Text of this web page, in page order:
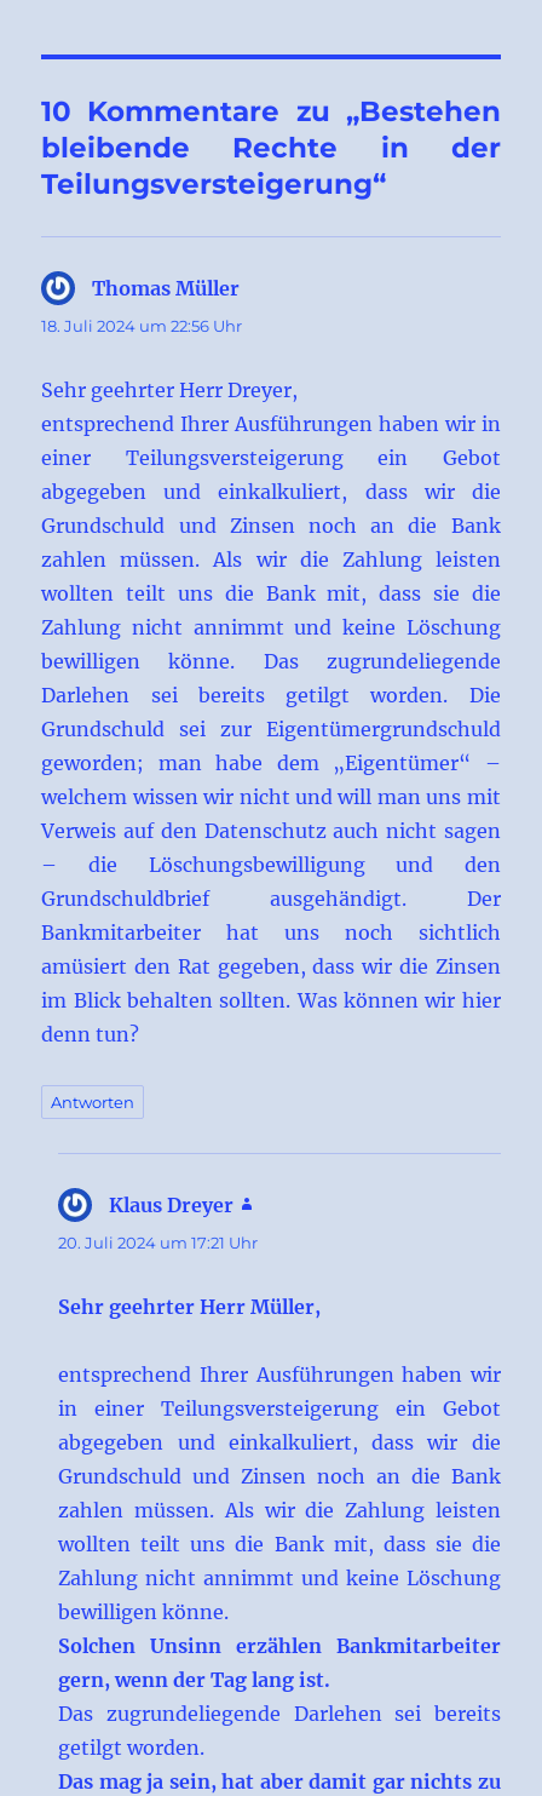
10 Kommentare zu „Bestehen
bleibende Rechte in der
Teilungsversteigerung“
Thomas Müller
18. Juli 2024 um 22:56 Uhr
Sehr geehrter Herr Dreyer,
entsprechend Ihrer Ausführungen haben wir in
einer Teilungsversteigerung ein Gebot
abgegeben und einkalkuliert, dass wir die
Grundschuld und Zinsen noch an die Bank
zahlen müssen. Als wir die Zahlung leisten
wollten teilt uns die Bank mit, dass sie die
Zahlung nicht annimmt und keine Löschung
bewilligen könne. Das zugrundeliegende
Darlehen sei bereits getilgt worden. Die
Grundschuld sei zur Eigentümergrundschuld
geworden; man habe dem „Eigentümer“ –
welchem wissen wir nicht und will man uns mit
Verweis auf den Datenschutz auch nicht sagen
– die Löschungsbewilligung und den
Grundschuldbrief ausgehändigt. Der
Bankmitarbeiter hat uns noch sichtlich
amüsiert den Rat gegeben, dass wir die Zinsen
im Blick behalten sollten. Was können wir hier
denn tun?
Antworten
Klaus Dreyer
20. Juli 2024 um 17:21 Uhr
Sehr geehrter Herr Müller,
entsprechend Ihrer Ausführungen haben wir
in einer Teilungsversteigerung ein Gebot
abgegeben und einkalkuliert, dass wir die
Grundschuld und Zinsen noch an die Bank
zahlen müssen. Als wir die Zahlung leisten
wollten teilt uns die Bank mit, dass sie die
Zahlung nicht annimmt und keine Löschung
bewilligen könne.
Solchen Unsinn erzählen Bankmitarbeiter
gern, wenn der Tag lang ist.
Das zugrundeliegende Darlehen sei bereits
getilgt worden.
Das mag ja sein, hat aber damit gar nichts zu